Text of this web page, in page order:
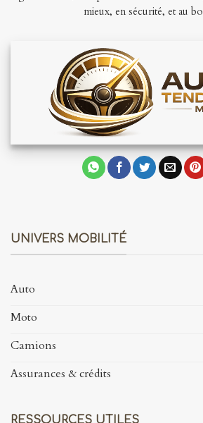
mieux, en sécurité, et au
UNIVERS MOBILITÉ
Auto
Moto
Camions
Assurances & crédits
RESSOURCES UTILES